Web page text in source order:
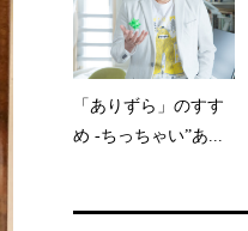
「ありずら」のすす
め -ちっちゃい”あ...